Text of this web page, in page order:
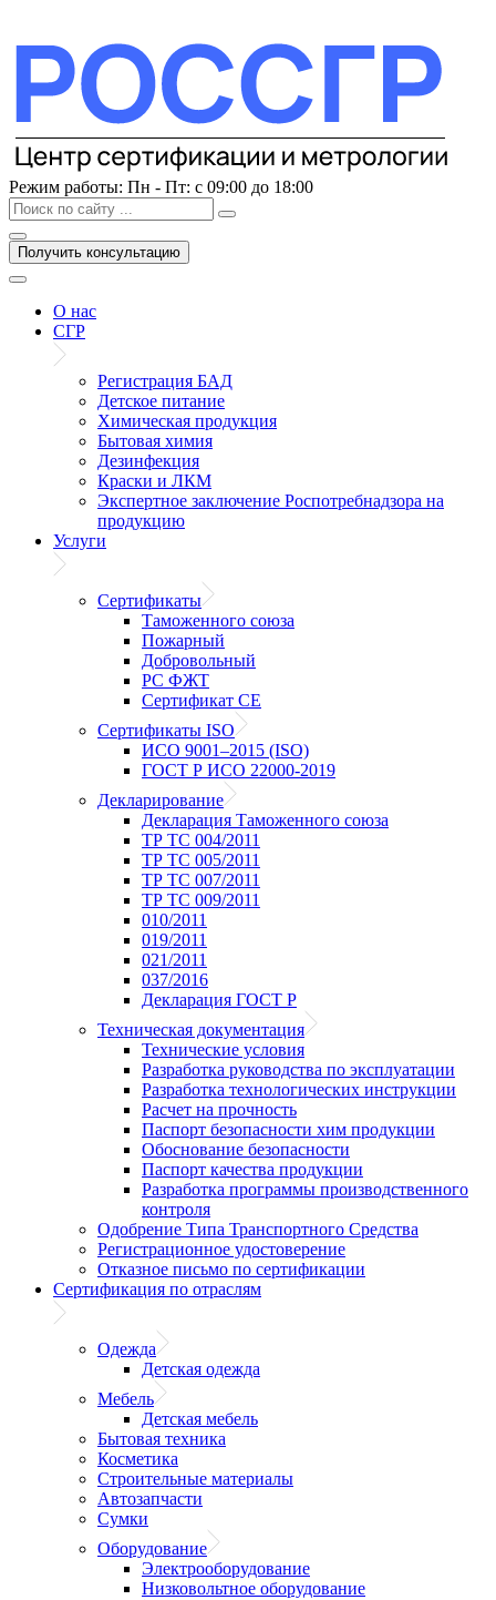
содержимому
Режим работы: Пн - Пт: с 09:00 до 18:00
Получить консультацию
О нас
СГР
Регистрация БАД
Детское питание
Химическая продукция
Бытовая химия
Дезинфекция
Краски и ЛКМ
Экспертное заключение Роспотребнадзора на
продукцию
Услуги
Сертификаты
Таможенного союза
Пожарный
Добровольный
РС ФЖТ
Сертификат CE
Сертификаты ISO
ИСО 9001–2015 (ISO)
ГОСТ Р ИСО 22000-2019
Декларирование
Декларация Таможенного союза
ТР ТС 004/2011
ТР ТС 005/2011
ТР ТС 007/2011
ТР ТС 009/2011
010/2011
019/2011
021/2011
037/2016
Декларация ГОСТ Р
Техническая документация
Технические условия
Разработка руководства по эксплуатации
Разработка технологических инструкции
Расчет на прочность
Паспорт безопасности хим продукции
Обоснование безопасности
Паспорт качества продукции
Разработка программы производственного
контроля
Одобрение Типа Транспортного Средства
Регистрационное удостоверение
Отказное письмо по сертификации
Сертификация по отраслям
Одежда
Детская одежда
Мебель
Детская мебель
Бытовая техника
Косметика
Строительные материалы
Автозапчасти
Сумки
Оборудование
Электрооборудование
Низковольтное оборудование